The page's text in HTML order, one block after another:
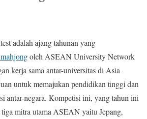
adalah ajang tahunan yang
oleh ASEAN University Network
kerja sama antar-universitas di Asia
untuk memajukan pendidikan tinggi dan
antar-negara. Kompetisi ini, yang tahun ini
tiga mitra utama ASEAN yaitu Jepang,